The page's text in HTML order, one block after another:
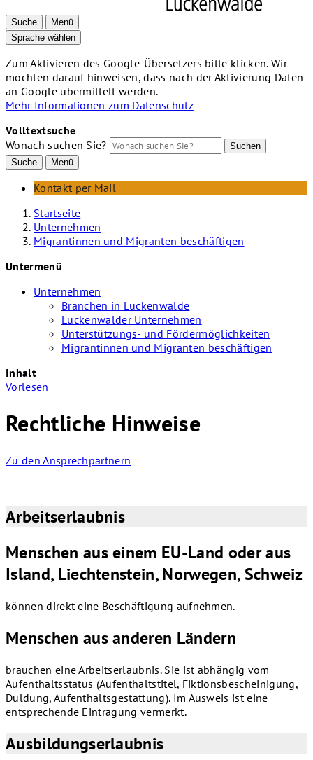
Suche
Menü
Sprache wählen
Zum Aktivieren des Google-Übersetzers bitte klicken. Wir
möchten darauf hinweisen, dass nach der Aktivierung Daten
an Google übermittelt werden.
Mehr Informationen zum Datenschutz
Volltextsuche
Wonach suchen Sie?
Suchen
Suche
Menü
Kontakt per Mail
Startseite
Unternehmen
Migrantinnen und Migranten beschäftigen
Untermenü
Unternehmen
Branchen in Luckenwalde
Luckenwalder Unternehmen
Unterstützungs- und Fördermöglichkeiten
Migrantinnen und Migranten beschäftigen
Inhalt
Vorlesen
Rechtliche Hinweise
Zu den Ansprechpartnern
Arbeitserlaubnis
Menschen aus einem EU-Land oder aus
Island, Liechtenstein, Norwegen, ‎Schweiz
können direkt eine Beschäftigung aufnehmen.
Menschen aus anderen Ländern
brauchen eine Arbeitserlaubnis. Sie ist abhängig vom
Aufenthaltsstatus (Aufenthaltstitel, Fiktionsbescheinigung,
Duldung, Aufenthaltsgestattung). Im Ausweis ist eine
entsprechende Eintragung vermerkt.
Ausbildungserlaubnis